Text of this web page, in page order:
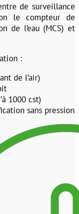
de surveillance
le compteur de
de l’eau (MCS) et
:
de l’air)
1000 cst)
sans pression